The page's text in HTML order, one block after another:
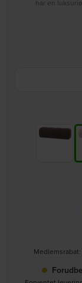
har en
Medlemsrabat: